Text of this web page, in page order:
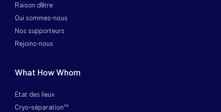
Raison d'être
Qui sommes-nous
Nos supporteurs
Rejoins-nous
What How Whom
Etat des lieux
Cryo-séparation™